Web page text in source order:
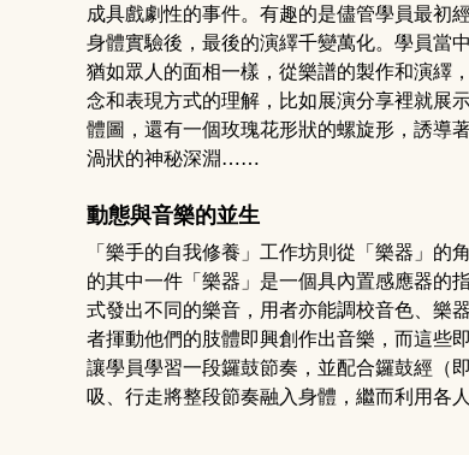
成具戲劇性的事件。有趣的是儘管學員最初
身體實驗後，最後的演繹千變萬化。學員當
猶如眾人的面相一樣，從樂譜的製作和演繹
念和表現方式的理解，比如展演分享裡就展
體圖，還有一個玫瑰花形狀的螺旋形，誘導
渦狀的神秘深淵……
動態與音樂的並生
「樂手的自我修養」工作坊則從「樂器」
的其中一件「樂器」是一個具內置感應器的
式發出不同的樂音，用者亦能調校音色、樂
者揮動他們的肢體即興創作出音樂，而這些
讓學員學習一段鑼鼓節奏，並配合鑼鼓經（
吸、行走將整段節奏融入身體，繼而利用各